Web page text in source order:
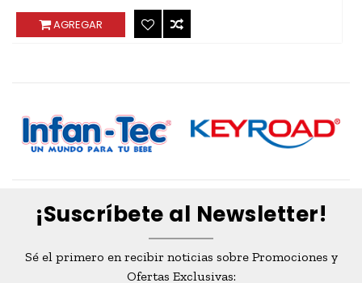
AGREGAR
¡Suscríbete al Newsletter!
Sé el primero en recibir noticias sobre Promociones y
Ofertas Exclusivas: